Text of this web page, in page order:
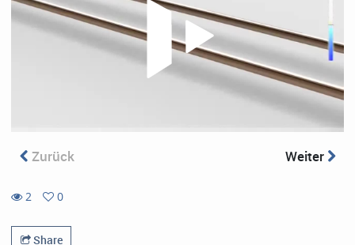
Zurück Weiter
2
views
0
favorites
Share